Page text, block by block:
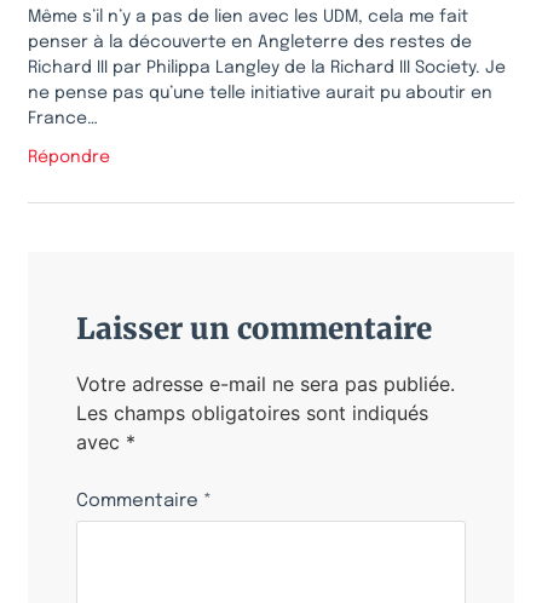
Même s’il n’y a pas de lien avec les UDM, cela me fait
penser à la découverte en Angleterre des restes de
Richard III par Philippa Langley de la Richard III Society. Je
ne pense pas qu’une telle initiative aurait pu aboutir en
France…
Répondre
Laisser un commentaire
Votre adresse e-mail ne sera pas publiée.
Les champs obligatoires sont indiqués
avec *
Commentaire *